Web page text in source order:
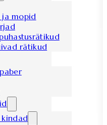
ja mopid
rätikud
kindad